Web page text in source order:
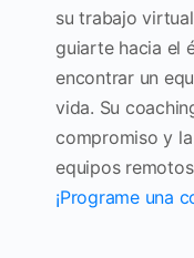
su trabajo
guiarte hacia el
encontrar un
vida. Su
compromiso y
equipos
¡Programe una